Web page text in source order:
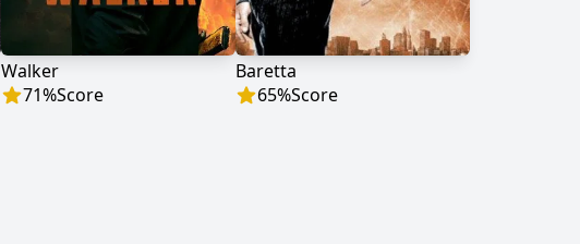
Walker
71%Score
Baretta
65%Score